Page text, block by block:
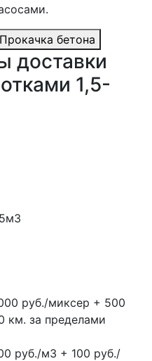
Прокачка бетона
доставки
1,5-
руб./миксер + 500
км. за пределами
руб./м3 + 100 руб./